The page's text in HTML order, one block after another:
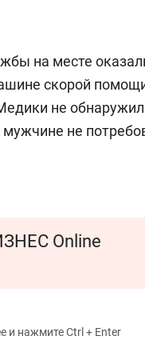
на месте
скорой
не
мужчине не
Online
и нажмите Ctrl + Enter